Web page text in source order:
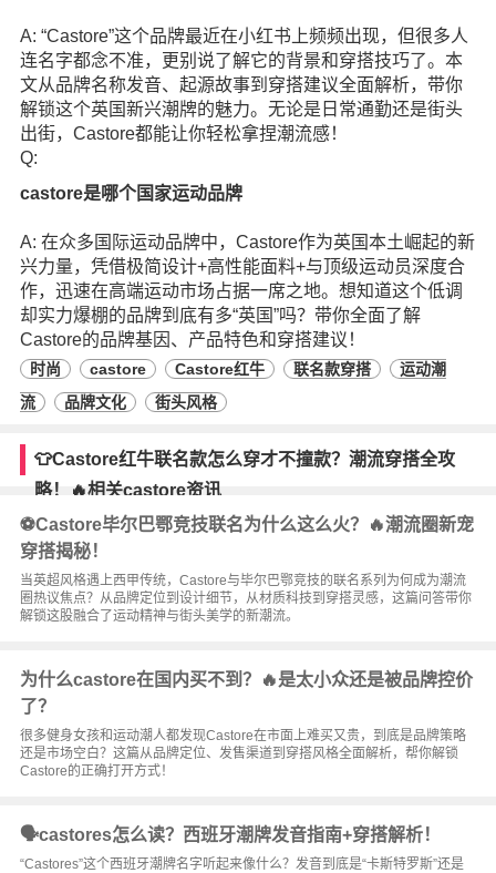
A: “Castore”这个品牌最近在小红书上频频出现，但很多人
连名字都念不准，更别说了解它的背景和穿搭技巧了。本
文从品牌名称发音、起源故事到穿搭建议全面解析，带你
解锁这个英国新兴潮牌的魅力。无论是日常通勤还是街头
出街，Castore都能让你轻松拿捏潮流感！
Q:
castore是哪个国家运动品牌
A: 在众多国际运动品牌中，Castore作为英国本土崛起的新
兴力量，凭借极简设计+高性能面料+与顶级运动员深度合
作，迅速在高端运动市场占据一席之地。想知道这个低调
却实力爆棚的品牌到底有多“英国”吗？带你全面了解
Castore的品牌基因、产品特色和穿搭建议！
时尚 castore Castore红牛 联名款穿搭
运动潮
流
品牌文化 街头风格
👕Castore红牛联名款怎么穿才不撞款？潮流穿搭全攻
略！🔥相关castore资讯
⚽Castore毕尔巴鄂竞技联名为什么这么火？🔥潮流圈新宠
穿搭揭秘！
当英超风格遇上西甲传统，Castore与毕尔巴鄂竞技的联名系列为何成为潮流
圈热议焦点？从品牌定位到设计细节，从材质科技到穿搭灵感，这篇问答带你
解锁这股融合了运动精神与街头美学的新潮流。
为什么castore在国内买不到？🔥是太小众还是被品牌控价
了？
很多健身女孩和运动潮人都发现Castore在市面上难买又贵，到底是品牌策略
还是市场空白？这篇从品牌定位、发售渠道到穿搭风格全面解析，帮你解锁
Castore的正确打开方式！
🗣️castores怎么读？西班牙潮牌发音指南+穿搭解析！
“Castores”这个西班牙潮牌名字听起来像什么？发音到底是“卡斯特罗斯”还是